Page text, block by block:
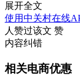
展开全文
使用中关村在线
人赞过该文 赞
内容纠错
相关电商优惠